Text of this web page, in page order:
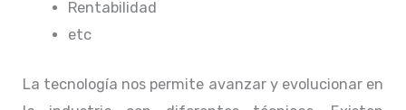
Rentabilidad
etc
La tecnología nos permite avanzar y evolucionar en